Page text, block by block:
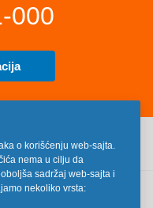
000
o korišćenju web-sajta.
nema u cilju da
sadržaj web-sajta i
nekoliko vrsta: